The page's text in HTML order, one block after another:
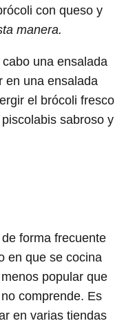
con queso y
manera.
una ensalada
en una ensalada
el brócoli fresco
sabroso y
forma frecuente
en que se cocina
popular que
comprende. Es
en varias tiendas